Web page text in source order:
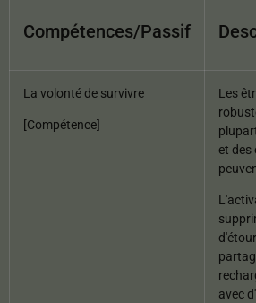
Compétences/Passif
La volonté de survivre
[Compétence]
Les
et des
avec